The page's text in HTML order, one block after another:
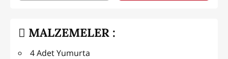
MALZEMELER :
4 Adet Yumurta